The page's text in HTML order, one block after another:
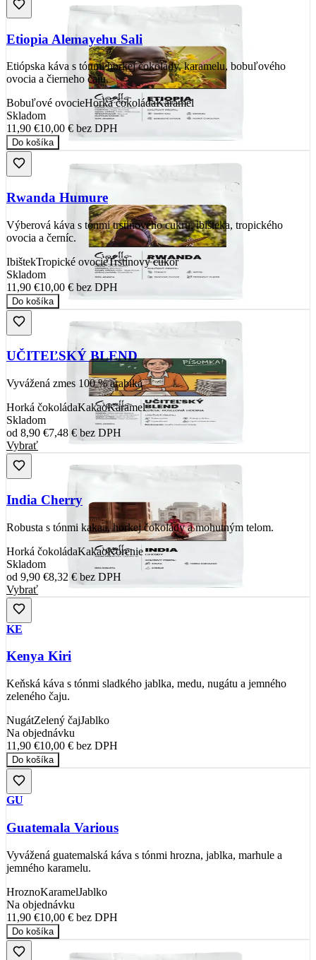
Etiopia Alemayehu Sali
Etiópska káva s tónmi horkej čokolády, karamelu, bobuľového
ovocia a čierneho čaju.
Bobuľové ovocieHorká čokoládaKaramel
Skladom
11,90 €10,00 € bez DPH
Do košíka
Rwanda Humure
Výberová káva s tónmi trstinového cukru, ibišteka, tropického
ovocia a černíc.
IbištekTropické ovocieTrstinový cukor
Skladom
11,90 €10,00 € bez DPH
Do košíka
UČITEĽSKÝ BLEND
Vyvážená zmes 100 % arabika
Horká čokoládaKakaoKaramel
Skladom
od 8,90 €7,48 € bez DPH
Vybrať
India Cherry
Robusta s tónmi kakaa, horkej čokolády a mohutným telom.
Horká čokoládaKakaoKorenie
Skladom
od 9,90 €8,32 € bez DPH
Vybrať
KE
Kenya Kiri
Keňská káva s tónmi sladkého jablka, medu, nugátu a jemného
zeleného čaju.
NugátZelený čajJablko
Na objednávku
11,90 €10,00 € bez DPH
Do košíka
GU
Guatemala Various
Vyvážená guatemalská káva s tónmi hrozna, jablka, marhule a
jemného karamelu.
HroznoKaramelJablko
Na objednávku
11,90 €10,00 € bez DPH
Do košíka